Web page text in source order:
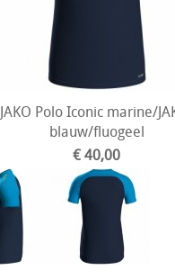
JAKO Polo Iconic marine/
blauw/fluogeel
€ 40,00